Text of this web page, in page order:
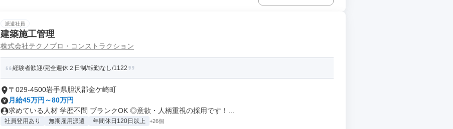
派遣社員
建築施工管理
株式会社テクノプロ・コンストラクション
経験者歓迎/完全週休２日制/転勤なし/1122
〒029-4500岩手県胆沢郡金ケ崎町
月給45万円～80万円
求めている人材 学歴不問 ブランクOK ◎意欲・人柄重視の採用です！...
社員登用あり 無期雇用派遣 年間休日120日以上 +26個